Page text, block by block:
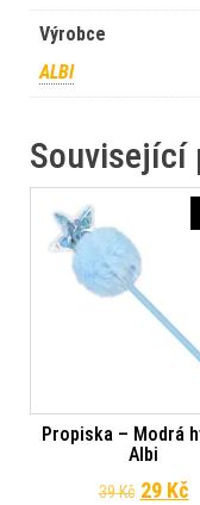
Výrobce
ALBI
Související
Propiska – Modrá
Albi
39Kč 29 Kč